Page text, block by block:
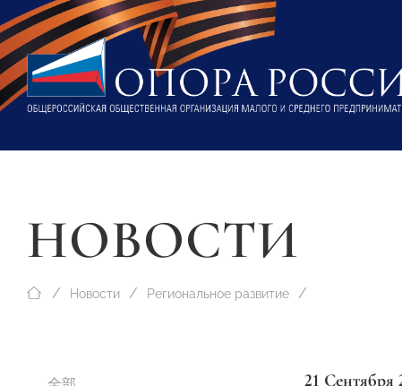
НОВОСТИ
Новости Региональное развитие
21 Сентября